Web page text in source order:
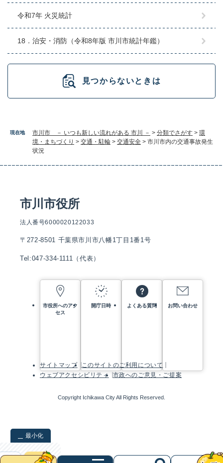
現在地 市川市 － いつも新しい流れがある 市川 － > 分類でさがす > 環
境・まちづくり > 交通・駐輪 > 交通安全 > 市川市内の交通事故発生
状況
令和7年 火災統計
18．治安・消防（令和8年版 市川市統計年鑑）
見つからないときは
市川市役所
法人番号6000020122033
〒272-8501 千葉県市川市八幡1丁目1番1号
Tel:047-334-1111（代表）
市役所へのアク
セス
開庁日時 よくある質問 お問い合わせ
サイトマップ
このサイトのご利用について
ウェブアクセシビリティ
市政へのご意見・ご提案
Copyright Ichikawa City All Rights Reserved.
最小化
検索